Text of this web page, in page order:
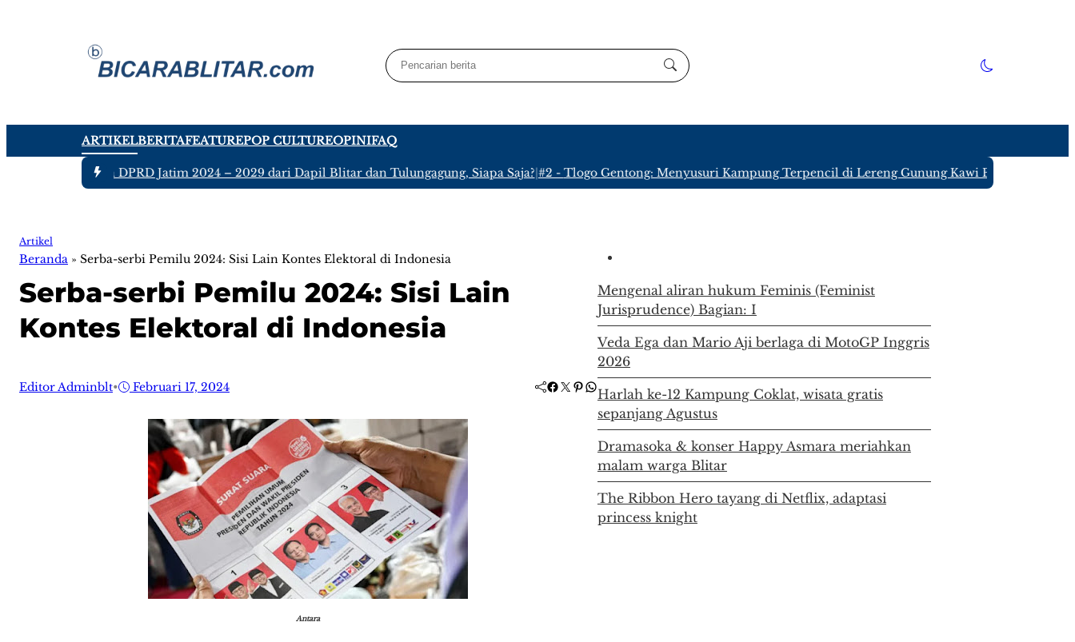
ARTIKELBERITAFEATUREPOP CULTUREOPINIFAQ
Anggota DPRD Jatim 2024 – 2029 dari Dapil Blitar dan Tulungagung, Siapa Saja?| #2 -Tlogo Gentong: Menyusuri Kampung Terpencil di Lereng Gunung Kawi Blitar yang Hanya
Artikel
Beranda » Serba-serbi Pemilu 2024: Sisi Lain Kontes Elektoral di Indonesia
Serba-serbi Pemilu 2024: Sisi Lain
Kontes Elektoral di Indonesia
Editor Adminblt• Februari 17, 2024 Facebook Twitter Pinterest WhatsApp
Antara
Mengenal aliran hukum Feminis (Feminist
Jurisprudence) Bagian: I
Veda Ega dan Mario Aji berlaga di MotoGP Inggris
2026
Harlah ke-12 Kampung Coklat, wisata gratis
sepanjang Agustus
Dramasoka & konser Happy Asmara meriahkan
malam warga Blitar
The Ribbon Hero tayang di Netflix, adaptasi
princess knight